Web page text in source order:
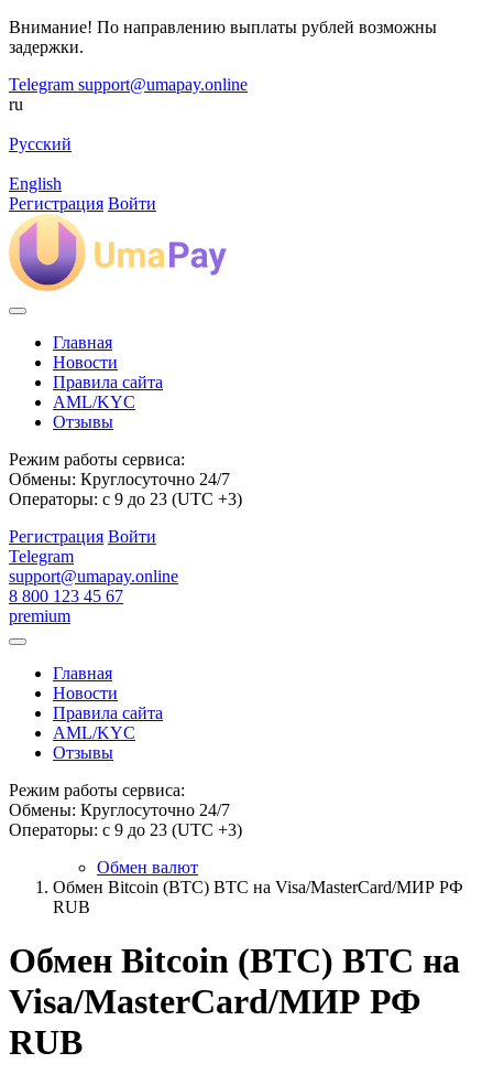
Внимание! По направлению выплаты рублей возможны
задержки.
Telegram support@umapay.online
ru
Русский
English
Регистрация Войти
Главная
Новости
Правила сайта
AML/KYC
Отзывы
Режим работы сервиса:
Обмены: Круглосуточно 24/7
Операторы: с 9 до 23 (UTC +3)
Регистрация Войти
Telegram
support@umapay.online
8 800 123 45 67
premium
Главная
Новости
Правила сайта
AML/KYC
Отзывы
Режим работы сервиса:
Обмены: Круглосуточно 24/7
Операторы: с 9 до 23 (UTC +3)
Обмен валют
Обмен Bitcoin (BTC) BTC на Visa/MasterCard/МИР РФ
RUB
Обмен Bitcoin (BTC) BTC на
Visa/MasterCard/МИР РФ
RUB